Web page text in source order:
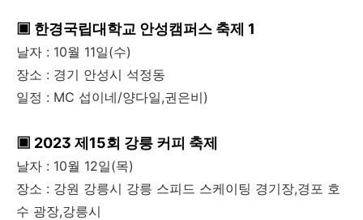
▣ 한경국립대학교 안성캠퍼스 축제 1
날자 : 10월 11일(수)
장소 : 경기 안성시 석정동
일정 : MC 섭이네/양다일,권은비)
▣ 2023 제15회 강릉 커피 축제
날자 : 10월 12일(목)
장소 : 강원 강릉시 강릉 스피드 스케이팅 경기장,경포 호
수 광장,강릉시